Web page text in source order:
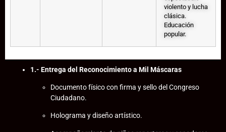
violento y lucha
clásica.
Educación
popular.
1.- Entrega del Reconocimiento a Mil Máscaras
Documento físico con firma y sello del Congreso
Ciudadano.
Holograma y diseño artístico.